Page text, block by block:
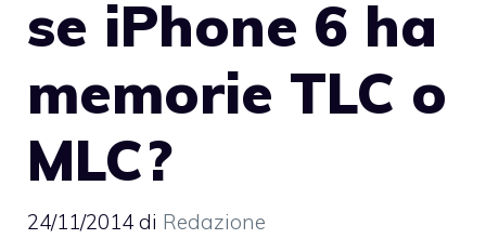
se iPhone 6 ha
memorie TLC o
MLC?
24/11/2014 di Redazione